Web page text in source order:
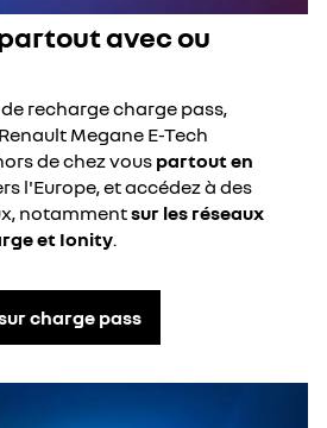
avec ou
recharge charge pass,
Megane E-Tech
de chez vouspartout en
l'Europe, et accédez à des
notammentsur les réseaux
et Ionity.
charge pass